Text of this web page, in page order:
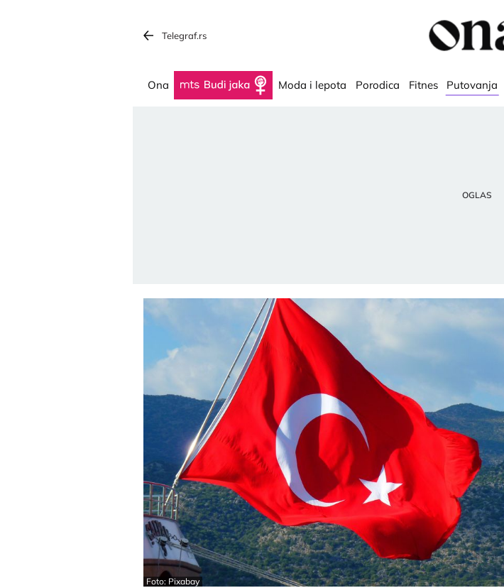
Telegraf.rs
Ona Budi jaka Moda i lepota Porodica Fitnes Putovanja
Foto: Pixabay